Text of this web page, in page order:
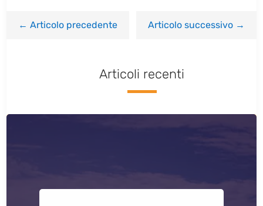
←Articolo precedente Articolo successivo→
Articoli recenti